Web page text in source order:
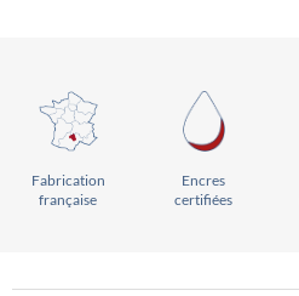
Fabrication
française
Encres
certifiées